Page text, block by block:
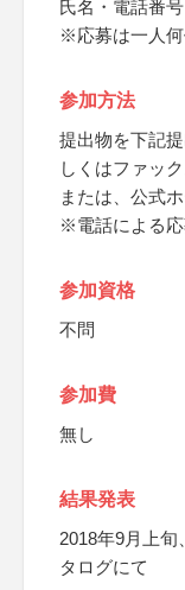
氏名・電話番
※応募は一人
参加方法
提出物を下記
しくはファッ
または、公式
※電話による
参加資格
不問
参加費
無し
結果発表
2018年9月上
タログにて